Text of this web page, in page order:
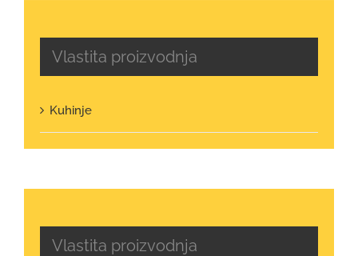
Vlastita proizvodnja
Kuhinje
Vlastita proizvodnja